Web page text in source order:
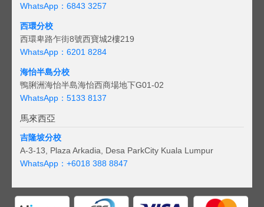
WhatsApp：6843 3257
西環分校
西環卑路乍街8號西寶城2樓219
WhatsApp：6201 8284
海怡半島分校
鴨脷洲海怡半島海怡西商場地下G01-02
WhatsApp：5133 8137
馬來西亞
吉隆坡分校
A-3-13, Plaza Arkadia, Desa ParkCity Kuala Lumpur
WhatsApp： +6018 388 8847